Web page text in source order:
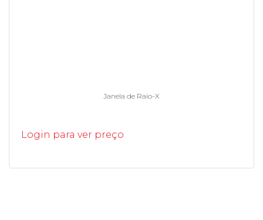
Janela de Raio-X
Login para ver preço